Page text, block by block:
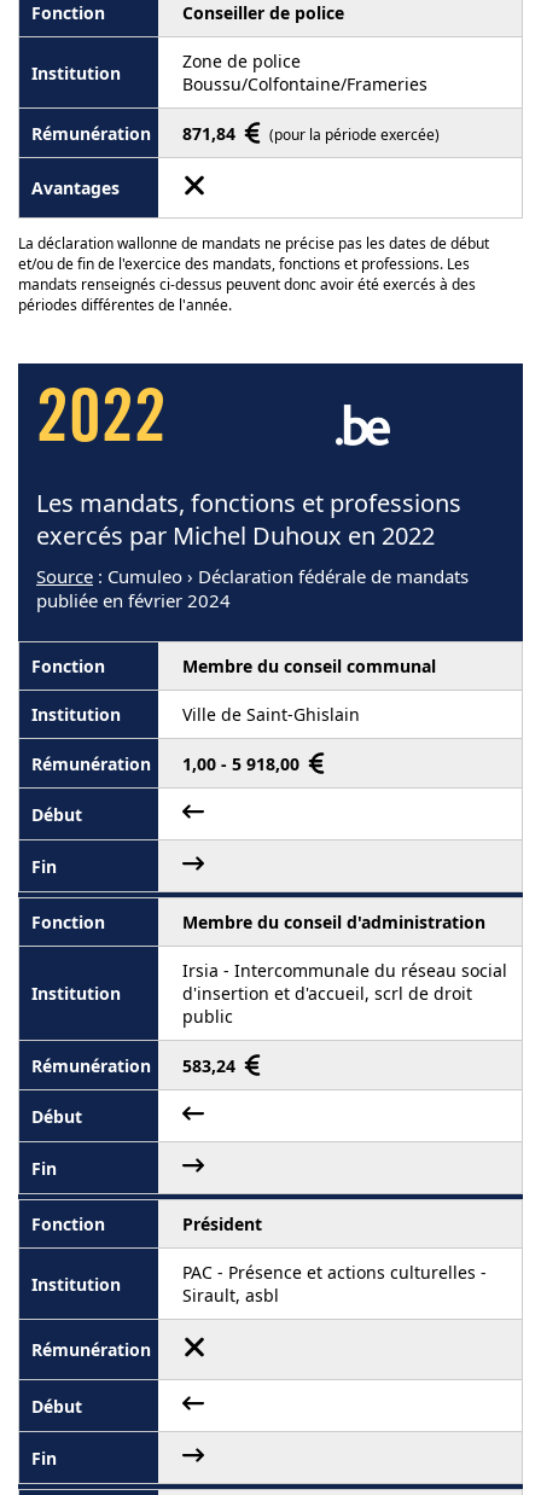
Conseiller de police
Zone de police
Boussu/Colfontaine/Frameries
871,84 (pour la période exercée)
La déclaration wallonne de mandats ne précise pas les dates de début
et/ou de fin de l'exercice des mandats, fonctions et professions. Les
mandats renseignés ci-dessus peuvent donc avoir été exercés à des
périodes différentes de l'année.
2022
Les mandats, fonctions et professions
exercés par Michel Duhoux en 2022
Source : Cumuleo › Déclaration fédérale de mandats
publiée en février 2024
Membre du conseil communal
Ville de Saint-Ghislain
1,00 - 5 918,00
Membre du conseil d'administration
Irsia - Intercommunale du réseau social
d'insertion et d'accueil, scrl de droit
public
583,24
Président
PAC - Présence et actions culturelles -
Sirault, asbl